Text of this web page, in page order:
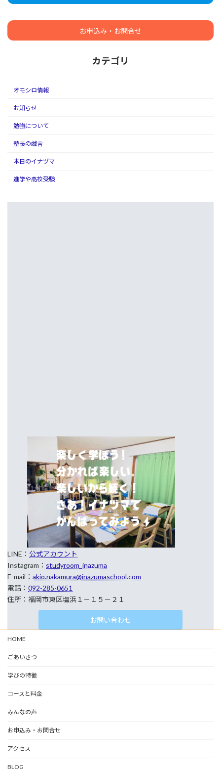
お申込み・お問合せ
カテゴリ
オモシロ情報
お知らせ
勉強について
塾長の戯言
本日のイナヅマ
進学や高校受験
LINE： 公式アカウント
Instagram： studyroom_inazuma
E-mail： akio.nakamura@inazumaschool.com
電話： 092-285-0651
住所：福岡市東区塩浜１－１５－２１
お問い合わせ
HOME
ごあいさつ
学びの特徴
コースと料金
みんなの声
お申込み・お問合せ
アクセス
BLOG